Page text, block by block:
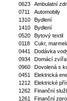
0623
Ambulatní
0711
Automobily
1310
Bydlení
1410
Bydlení
0520
Bytový textil
0118
Cukr,
0441
Dodávka
0934
Domácí
0960
Dovolená s
0451
Elektrická
1212
Elektrické
1262
Finanční
1261
Finanční